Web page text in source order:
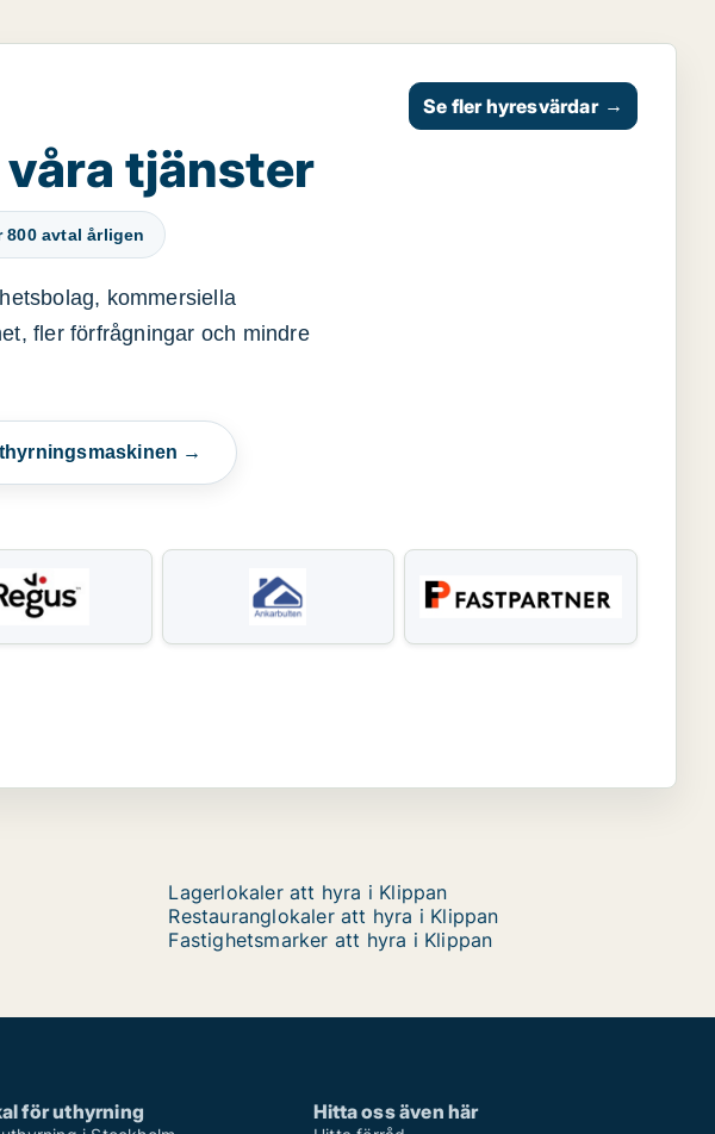
tjänster
800 avtal årligen
kommersiella
fler förfrågningar och mindre
→
Se fler hyresvärdar →
Lagerlokaler att hyra i Klippan
Restauranglokaler att hyra i Klippan
Fastighetsmarker att hyra i Klippan
för uthyrning Hitta oss även här